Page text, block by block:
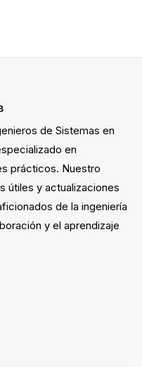
de Sistemas en
en
prácticos. Nuestro
útiles y actualizaciones
de la ingeniería
y el aprendizaje